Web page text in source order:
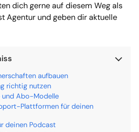
dich gerne auf diesem Weg als
Agentur und geben dir aktuelle
aufbauen
richtig nutzen
und Abo-Modelle
Plattformen für deinen
deinen Podcast